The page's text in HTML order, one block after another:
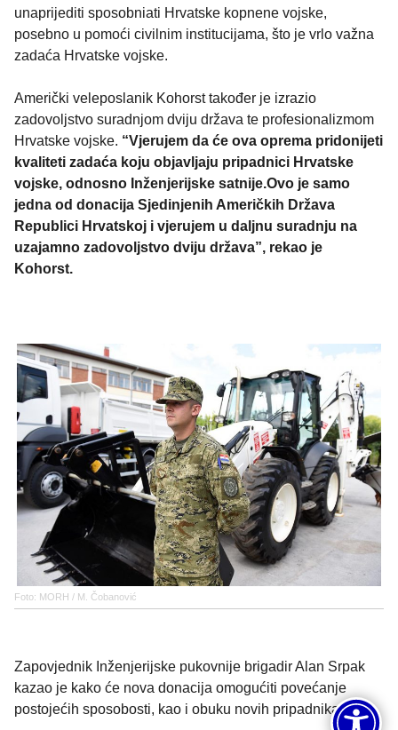
unaprijediti sposobniati Hrvatske kopnene vojske,
posebno u pomoći civilnim institucijama, što je vrlo važna
zadaća Hrvatske vojske.
Američki veleposlanik Kohorst također je izrazio
zadovoljstvo suradnjom dviju država te profesionalizmom
Hrvatske vojske. “Vjerujem da će ova oprema pridonijeti
kvaliteti zadaća koju objavljaju pripadnici Hrvatske
vojske, odnosno Inženjerijske satnije.Ovo je samo
jedna od donacija Sjedinjenih Američkih Država
Republici Hrvatskoj i vjerujem u daljnu suradnju na
uzajamno zadovoljstvo dviju država”, rekao je
Kohorst.
Foto: MORH / M. Čobanović
Zapovjednik Inženjerijske pukovnije brigadir Alan Srpak
kazao je kako će nova donacija omogućiti povećanje
postojećih sposobosti, kao i obuku novih pripadnika.